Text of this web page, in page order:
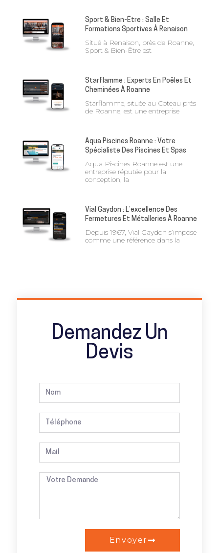
Sport & Bien-Être : Salle Et
Formations Sportives À Renaison
Situé à Renaison, près de Roanne,
Sport & Bien-Être est
Starflamme : Experts En Poêles Et
Cheminées À Roanne
Starflamme, située au Coteau près
de Roanne, est une entreprise
Aqua Piscines Roanne : Votre
Spécialiste Des Piscines Et Spas
Aqua Piscines Roanne est une
entreprise réputée pour la
conception, la
Vial Gaydon : L’excellence Des
Fermetures Et Métalleries À Roanne
Depuis 1967, Vial Gaydon s’impose
comme une référence dans la
Demandez Un
Devis
Envoyer